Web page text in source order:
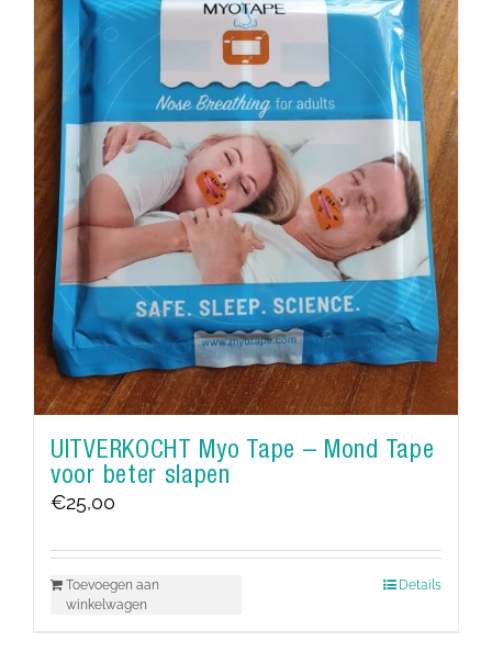
UITVERKOCHT Myo Tape – Mond Tape
voor beter slapen
€25,00
Toevoegen aan
winkelwagen
Details